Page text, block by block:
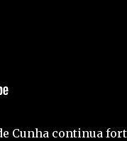
Cunha continua